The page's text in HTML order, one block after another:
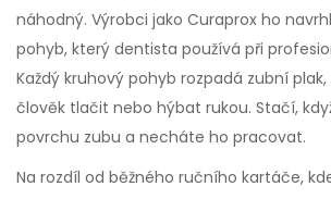
náhodný. Výrobci jako Curaprox ho
pohyb, který dentista používá při
Každý kruhový pohyb rozpadá zubní
člověk tlačit nebo hýbat rukou. Stačí,
povrchu zubu a necháte ho pracovat.
Na rozdíl od běžného ručního kartáče,